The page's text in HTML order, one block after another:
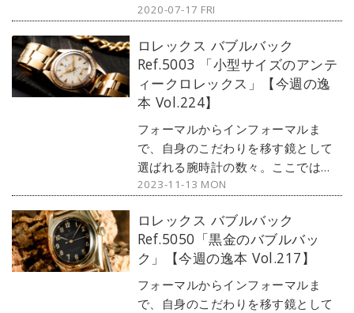
に登場した『ロレックス サブマリー
よう。
2020-07-17 FRI
ロレックス バブルバック
Ref.5003 「小型サイズのアンテ
ィークロレックス」【今週の逸
本 Vol.224】
フォーマルからインフォーマルま
で、自身のこだわりを移す鏡として
選ばれる腕時計の数々。ここではブ
ランド腕時計専門店・MOON
デルからアンティークまで、見る者
の感性を刺激する1本をセレクト。今
回は、アンティークロレックスの
「バブルバック」から『Ref.5003』
をご紹介しよう。
2023-11-13 MON
ロレックス バブルバック
Ref.5050「黒金のバブルバッ
ク」【今週の逸本 Vol.217】
フォーマルからインフォーマルま
で、自身のこだわりを移す鏡として